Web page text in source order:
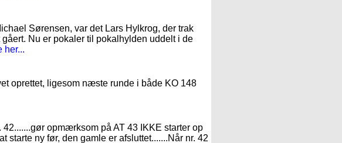
Sørensen, var det Lars Hylkrog, der trak
Nu er pokaler til pokalhylden uddelt i de
her...
oprettet, ligesom næste runde i både KO 148
opmærksom på AT 43 IKKE starter op
starte ny før, den gamle er afsluttet.......Når nr. 42